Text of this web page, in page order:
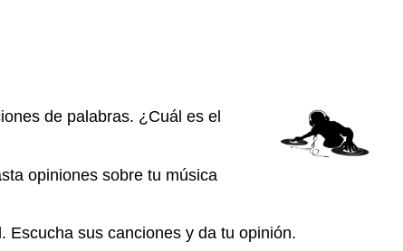
de palabras. ¿Cuál es el
opiniones sobre tu música
Escucha sus canciones y da tu opinión.